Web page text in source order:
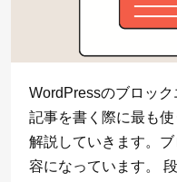
WordPressのブロッ
記事を書く際に最も
解説していきます。
容になっています。